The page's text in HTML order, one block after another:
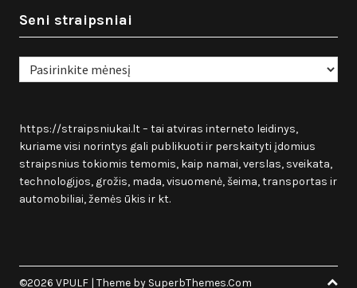
Seni straipsniai
Seni
straipsniai
https://straipsniukai.lt– tai atviras interneto leidinys,
kuriame visi norintys gali publikuoti ir perskaityti įdomius
straipsnius tokiomis temomis, kaip namai, verslas, sveikata,
technologijos, grožis, mada, visuomenė, šeima, transportas ir
automobiliai, žemės ūkis ir kt.
©2026 VPULF | Theme by SuperbThemes.Com